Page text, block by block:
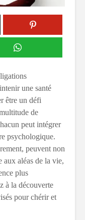
une santé
être un défi
de
peut intégrer
psychologique.
peuvent non
aux aléas de la vie,
plus
à la découverte
pour chérir et